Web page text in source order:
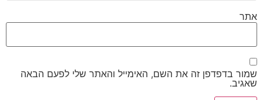
אתר
שמור בדפדפן זה את השם, האימייל והאתר שלי לפעם הבאה
שאגיב.